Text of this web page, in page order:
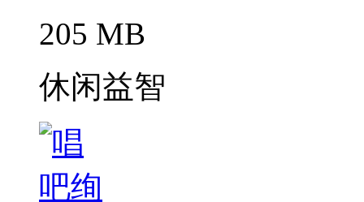
205 MB
休闲益智